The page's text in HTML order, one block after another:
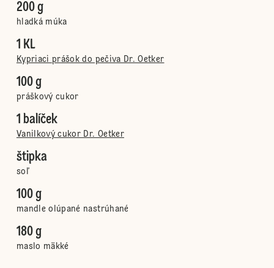
200 g
hladká múka
1 KL
Kypriaci prášok do pečiva Dr. Oetker
100 g
práškový cukor
1 balíček
Vanilkový cukor Dr. Oetker
štipka
soľ
100 g
mandle olúpané nastrúhané
180 g
maslo mäkké